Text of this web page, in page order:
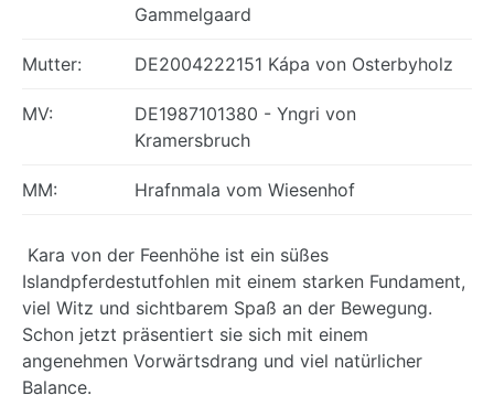
Gammelgaard
Mutter: DE2004222151 Kápa von Osterbyholz
MV:
DE1987101380 - Yngri von
Kramersbruch
MM: Hrafnmala vom Wiesenhof
Kara von der Feenhöhe ist ein süßes
Islandpferdestutfohlen mit einem starken Fundament,
viel Witz und sichtbarem Spaß an der Bewegung.
Schon jetzt präsentiert sie sich mit einem
angenehmen Vorwärtsdrang und viel natürlicher
Balance.